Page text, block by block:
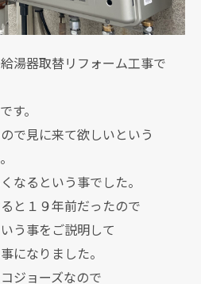
湯器取替リフォーム工事で
す。
で見に来て欲しいという
なるという事でした。
と１９年前だったので
う事をご説明して
になりました。
ジョーズなので